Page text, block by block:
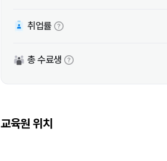
취업률
총 수료생
교육원 위치